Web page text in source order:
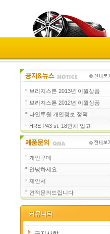
브리지스톤 2013년 이월상품
브리지스톤 2012년 이월상품
나인투원 개인정보 정책
HRE P43 st. 18인치 입고
개인구매
안녕하세요
제안서
견적문의드립니다
커뮤니티
커뮤니티